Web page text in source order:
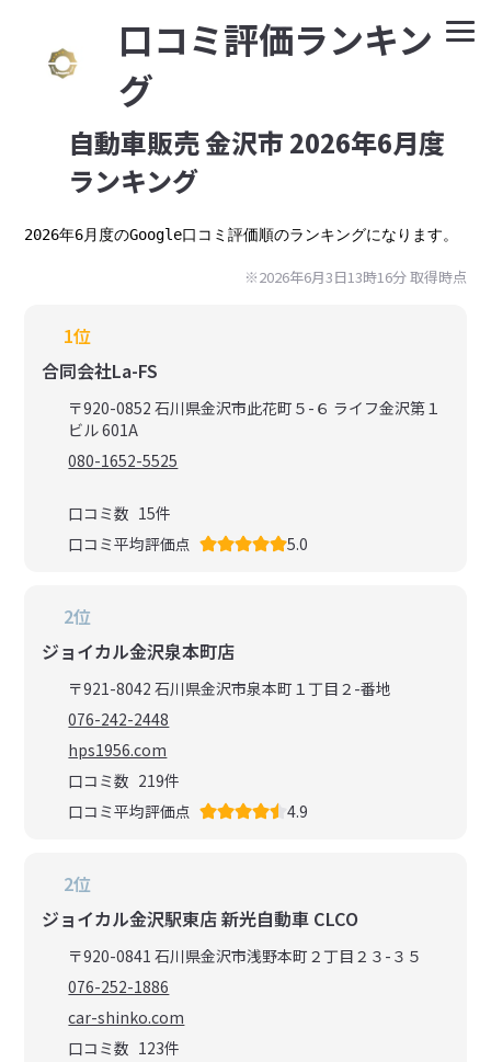
⼝コミ評価ランキン
グ
自動車販売 金沢市 2026年6月度
ランキング
2026年6月度のGoogle口コミ評価順のランキングになります。
※2026年6月3日13時16分 取得時点
1位
合同会社La-FS
〒920-0852 石川県金沢市此花町５-６ ライフ金沢第１
ビル 601A
080-1652-5525
口コミ数 15件
口コミ平均評価点
5.0
2位
ジョイカル金沢泉本町店
〒921-8042 石川県金沢市泉本町１丁目２-番地
076-242-2448
hps1956.com
口コミ数 219件
口コミ平均評価点
4.9
2位
ジョイカル金沢駅東店 新光自動車 CLCO
〒920-0841 石川県金沢市浅野本町２丁目２３-３５
076-252-1886
car-shinko.com
口コミ数 123件